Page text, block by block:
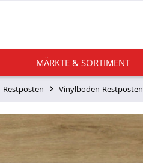
MÄRKTE & SORTIMENT
Restposten Vinylboden-Restposten